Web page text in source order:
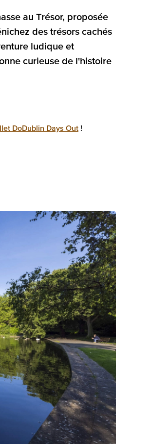
au Trésor, proposée
des trésors cachés
ludique et
curieuse de l'histoire
DoDublin Days Out !